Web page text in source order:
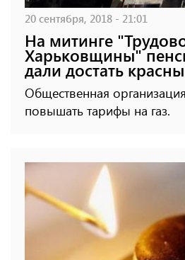
20 сентября, 2018 - 21:01
На митинге
Харьковщины"
дали достать
Общественная
повышать тарифы на газ.